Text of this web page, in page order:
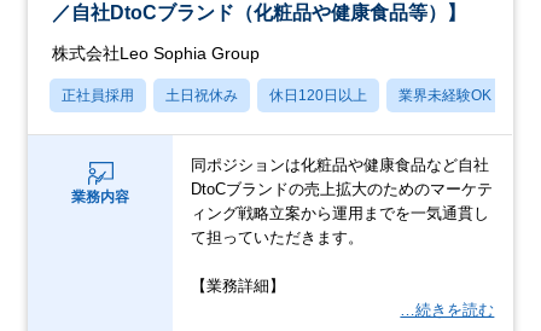
／自社DtoCブランド（化粧品や健康食品等）】
株式会社Leo Sophia Group
正社員採用 土日祝休み 休日120日以上 業界未経験OK
業務内容
同ポジションは化粧品や健康食品など自社
DtoCブランドの売上拡大のためのマーケテ
ィング戦略立案から運用までを一気通貫し
て担っていただきます。
【業務詳細】
…続きを読む